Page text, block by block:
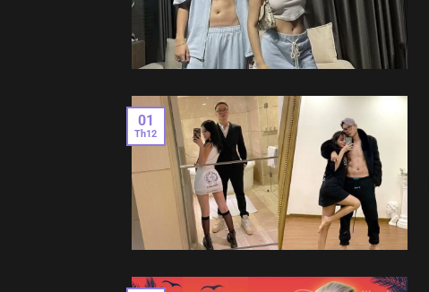
01
Th12